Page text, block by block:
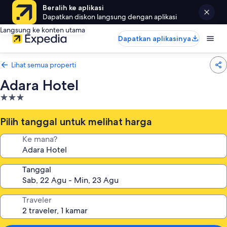
Beralih ke aplikasi
Dapatkan diskon langsung dengan aplikasi
Langsung ke konten utama
Dapatkan aplikasinya
Lihat semua properti
Adara Hotel
Properti
bintang
3.0
Pilih tanggal untuk melihat harga
Ke mana?
Tanggal
Traveler